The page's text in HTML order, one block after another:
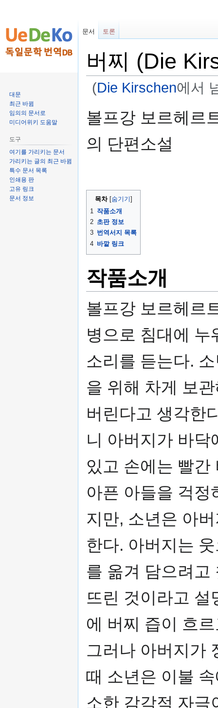
버찌 (Die
(Die Kirschen에서
러
기
색
러
볼프강 보르헤르
의 단편소설
목차
1
작품소개
2 초판 정보
3 번역서지 목록
4 바깥 링크
작품소개
볼프강 보르헤르
병으로 침대에 누
소리를 듣는다.
을 위해 차게 보
버린다고 생각한
니 아버지가 바닥
있고 손에는 빨간
아픈 아들을 걱정
지만, 소년은 아
한다. 아버지는
를 옮겨 담으려고
뜨린 것이라고 설
에 버찌 즙이 흐
그러나 아버지가
때 소년은 이불
소한 감각적 자극
문서 토론
대문
최근 바뀜
임의의 문서로
미디어위키 도움말
도구
여기를 가리키는 문서
가리키는 글의 최근 바뀜
특수 문서 목록
인쇄용 판
고유 링크
문서 정보